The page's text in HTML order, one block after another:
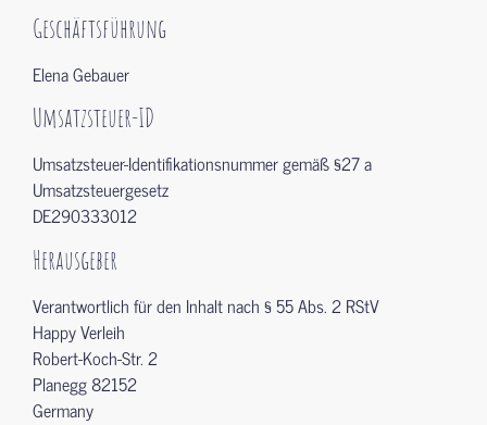
Geschäftsführung
Elena Gebauer
Umsatzsteuer-ID
Umsatzsteuer-Identifikationsnummer gemäß §27 a
Umsatzsteuergesetz
DE290333012
Herausgeber
Verantwortlich für den Inhalt nach § 55 Abs. 2 RStV
Happy Verleih
Robert-Koch-Str. 2
Planegg 82152
Germany